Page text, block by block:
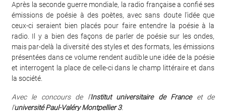
Après la seconde guerre mondiale, la radio française a confié ses
émissions de poésie à des poètes, avec sans doute l'idée que
ceux-ci seraient bien placés pour faire entendre la poésie à la
radio. Il y a bien des façons de parler de poésie sur les ondes,
mais par-delà la diversité des styles et des formats, les émissions
présentées dans ce volume rendent audible une idée de la poésie
et interrogent la place de celle-ci dans le champ littéraire et dans
la société.
Avec le concours de l'Institut universitaire de Franceet de
l'université Paul-Valéry Montpellier 3.